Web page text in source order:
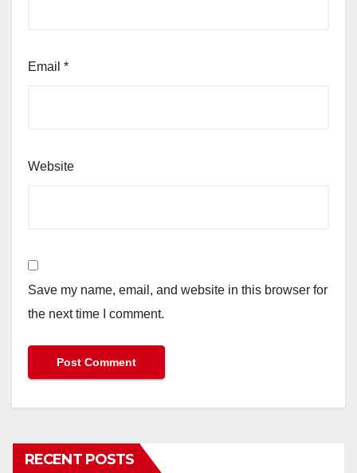
Email *
Website
Save my name, email, and website in this browser for
the next time I comment.
RECENT POSTS